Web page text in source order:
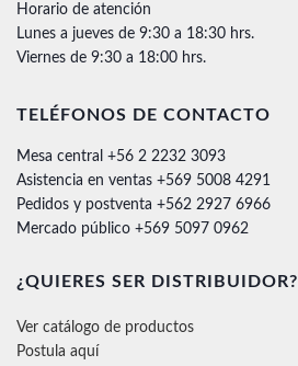
Horario de atención
Lunes a jueves de 9:30 a 18:30 hrs.
Viernes de 9:30 a 18:00 hrs.
TELÉFONOS DE CONTACTO
Mesa central +56 2 2232 3093
Asistencia en ventas +569 5008 4291
Pedidos y postventa +562 2927 6966
Mercado público +569 5097 0962
¿QUIERES SER DISTRIBUIDOR?
Ver catálogo de productos
Postula aquí